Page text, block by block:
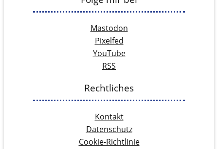
Mastodon
Pixelfed
YouTube
RSS
Rechtliches
Kontakt
Datenschutz
Cookie-Richtlinie